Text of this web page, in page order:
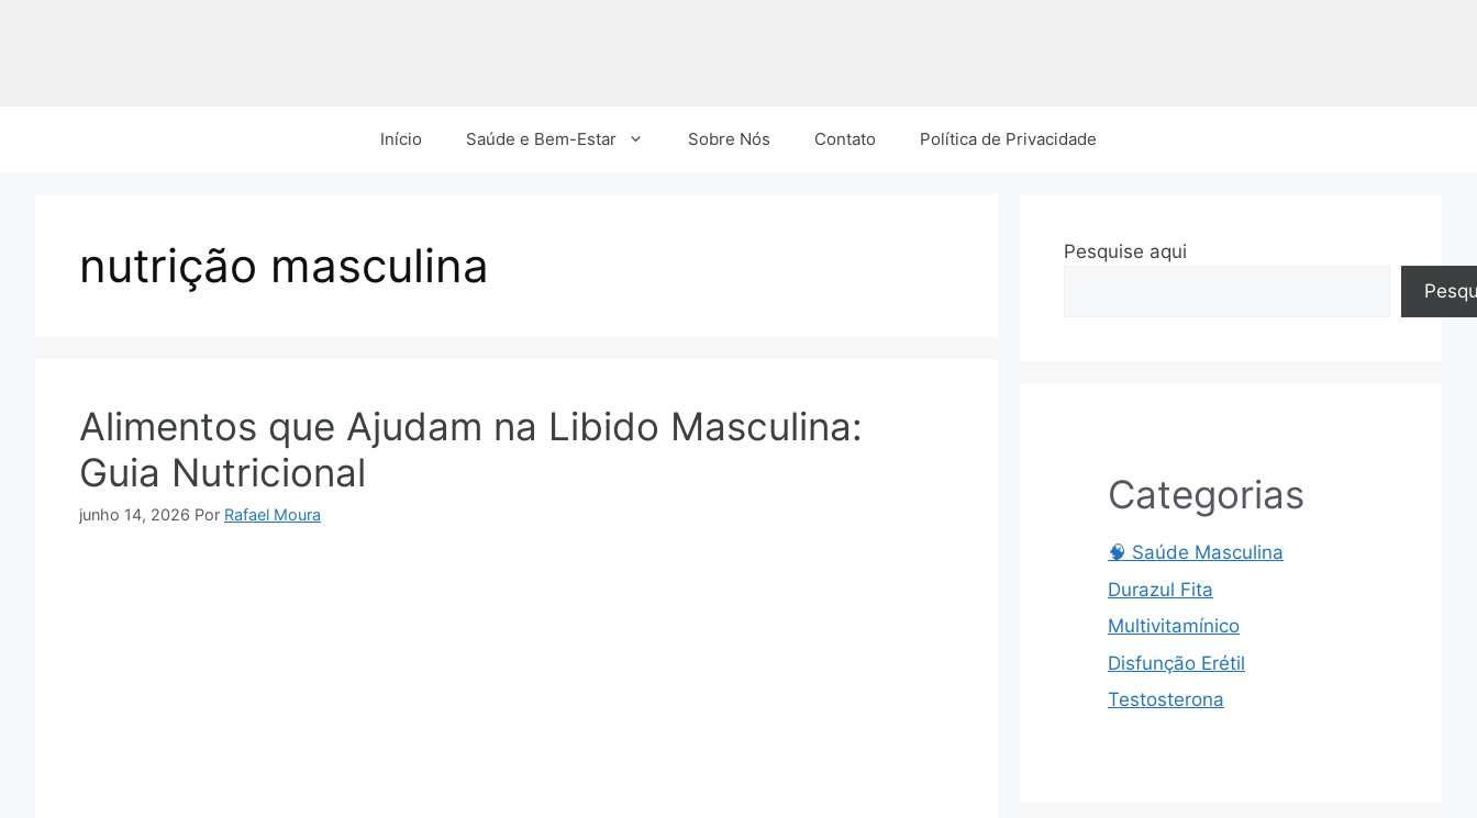
Início Saúde e Bem-Estar Sobre Nós Contato Política de Privacidade
nutrição masculina
Alimentos que Ajudam na Libido Masculina:
Guia Nutricional
junho 14, 2026 Por Rafael Moura
Pesquise aqui
Categorias
🧠 Saúde Masculina
Durazul Fita
Multivitamínico
Disfunção Erétil
Testosterona